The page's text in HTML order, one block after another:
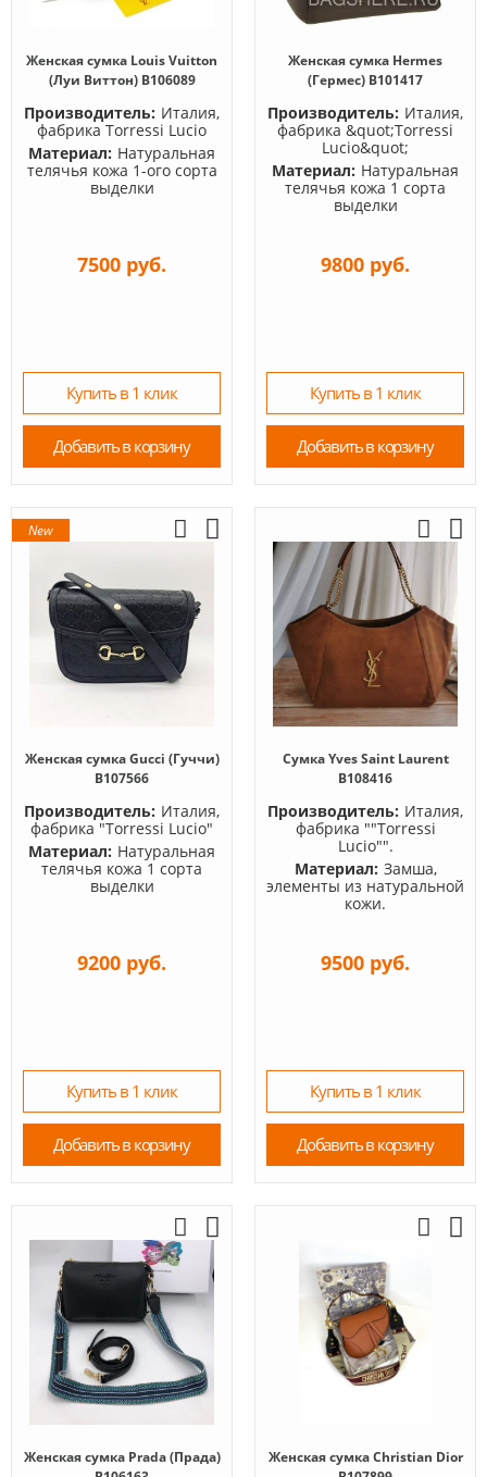
Женская сумка Louis Vuitton
(Луи Виттон) B106089
Производитель: Италия,
фабрика Torressi Lucio
Материал: Натуральная
телячья кожа 1-ого сорта
выделки
7500 руб.
Купить в 1 клик
Добавить в корзину
Женская сумка Hermes
(Гермес) B101417
Производитель: Италия,
фабрика &quot;Torressi
Lucio&quot;
Материал: Натуральная
телячья кожа 1 сорта
выделки
9800 руб.
Купить в 1 клик
Добавить в корзину
New
Женская сумка Gucci (Гуччи)
B107566
Производитель: Италия,
фабрика "Torressi Lucio"
Материал: Натуральная
телячья кожа 1 сорта
выделки
9200 руб.
Купить в 1 клик
Добавить в корзину
Сумка Yves Saint Laurent
B108416
Производитель: Италия,
фабрика ""Torressi
Lucio"".
Материал: Замша,
элементы из натуральной
кожи.
9500 руб.
Купить в 1 клик
Добавить в корзину
Женская сумка Prada (Прада)
Женская сумка Christian Dior